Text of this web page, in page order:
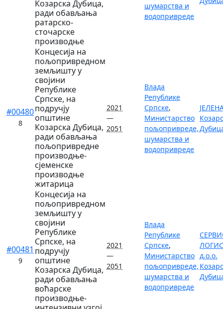
Козарска Дубица,
ради обављања
ратарско-
сточарске
производње
шумарства и
водопривреде
#00480
8
Концесија на
пољопривредном
земљишту у
својини
Републике
Српске, на
подручју
општине
Козарска Дубица,
ради обављања
пољопривредне
производње-
сјеменске
производње
житарица
2021
—
2051
Влада
Републике
Српске,
Министарство
пољопривреде,
шумарства и
водопривреде
#00481
9
Концесија на
пољопривредном
земљишту у
својини
Републике
Српске, на
подручју
општине
Козарска Дубица,
ради обављања
воћарске
производње-
2021
—
2051
Влада
Републике
Српске,
Министарство
пољопривреде,
шумарства и
водопривреде
д.о.о.